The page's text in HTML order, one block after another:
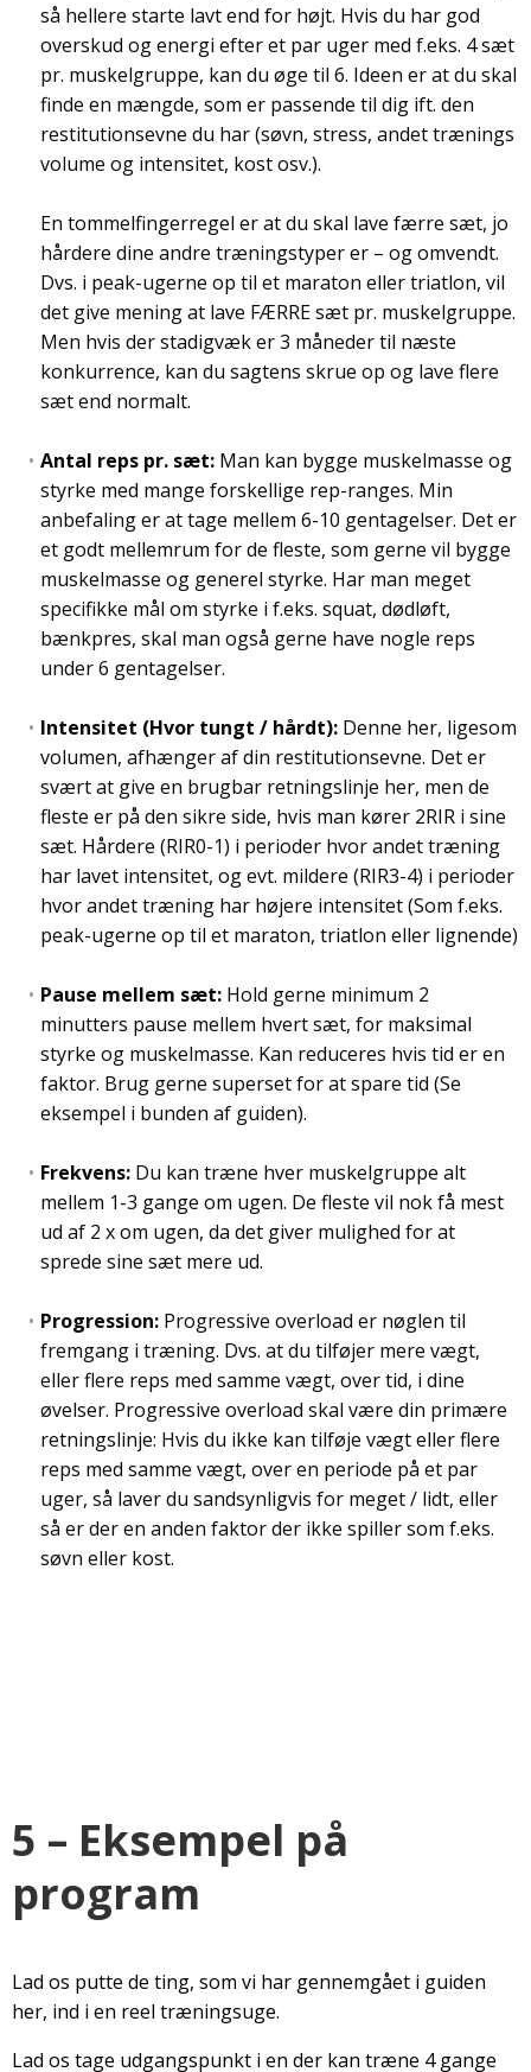
så hellere starte lavt end for højt. Hvis du har god
overskud og energi efter et par uger med f.eks. 4 sæt
pr. muskelgruppe, kan du øge til 6. Ideen er at du skal
finde en mængde, som er passende til dig ift. den
restitutionsevne du har (søvn, stress, andet trænings
volume og intensitet, kost osv.).
En tommelfingerregel er at du skal lave færre sæt, jo
hårdere dine andre træningstyper er – og omvendt.
Dvs. i peak-ugerne op til et maraton eller triatlon, vil
det give mening at lave FÆRRE sæt pr. muskelgruppe.
Men hvis der stadigvæk er 3 måneder til næste
konkurrence, kan du sagtens skrue op og lave flere
sæt end normalt.
Antal reps pr. sæt:Man kan bygge muskelmasse og
styrke med mange forskellige rep-ranges. Min
anbefaling er at tage mellem 6-10 gentagelser. Det er
et godt mellemrum for de fleste, som gerne vil bygge
muskelmasse og generel styrke. Har man meget
specifikke mål om styrke i f.eks. squat, dødløft,
bænkpres, skal man også gerne have nogle reps
under 6 gentagelser.
Intensitet (Hvor tungt / hårdt):Denne her, ligesom
volumen, afhænger af din restitutionsevne. Det er
svært at give en brugbar retningslinje her, men de
fleste er på den sikre side, hvis man kører 2RIR i sine
sæt. Hårdere (RIR0-1) i perioder hvor andet træning
har lavet intensitet, og evt. mildere (RIR3-4) i perioder
hvor andet træning har højere intensitet (Som f.eks.
peak-ugerne op til et maraton, triatlon eller lignende)
Pause mellem sæt: Hold gerne minimum 2
minutters pause mellem hvert sæt, for maksimal
styrke og muskelmasse. Kan reduceres hvis tid er en
faktor. Brug gerne superset for at spare tid (Se
eksempel i bunden af guiden).
Frekvens: Du kan træne hver muskelgruppe alt
mellem 1-3 gange om ugen. De fleste vil nok få mest
ud af 2 x om ugen, da det giver mulighed for at
sprede sine sæt mere ud.
Progression: Progressive overload er nøglen til
fremgang i træning. Dvs. at du tilføjer mere vægt,
eller flere reps med samme vægt, over tid, i dine
øvelser. Progressive overload skal være din primære
retningslinje: Hvis du ikke kan tilføje vægt eller flere
reps med samme vægt, over en periode på et par
uger, så laver du sandsynligvis for meget / lidt, eller
så er der en anden faktor der ikke spiller som f.eks.
søvn eller kost.
5 – Eksempel på
program
Lad os putte de ting, som vi har gennemgået i guiden
her, ind i en reel træningsuge.
Lad os tage udgangspunkt i en der kan træne 4 gange